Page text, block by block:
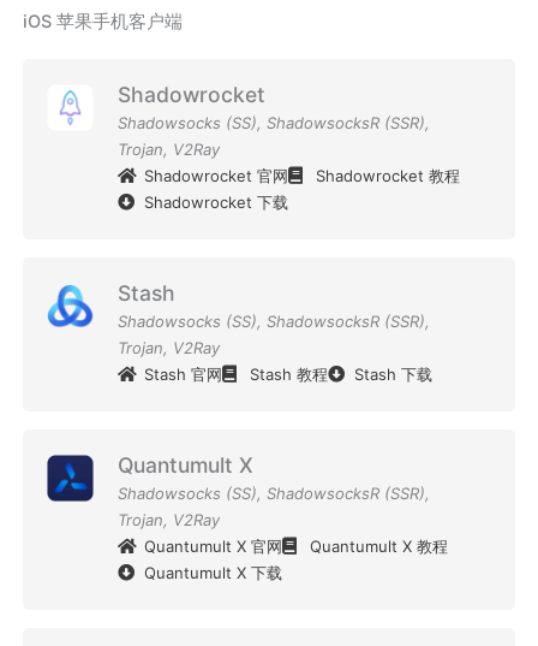
iOS 苹果手机客户端
Shadowrocket
Shadowsocks (SS), ShadowsocksR (SSR),
Trojan, V2Ray
Shadowrocket 官网
Shadowrocket 教程
Shadowrocket 下载
Stash
Shadowsocks (SS), ShadowsocksR (SSR),
Trojan, V2Ray
Stash 官网
Stash 教程 Stash 下载
Quantumult X
Shadowsocks (SS), ShadowsocksR (SSR),
Trojan, V2Ray
Quantumult X 官网
Quantumult X 教程
Quantumult X 下载